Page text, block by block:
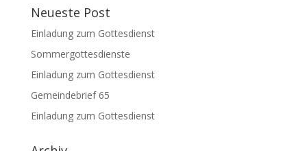
Neueste Post
Einladung zum Gottesdienst
Sommergottesdienste
Einladung zum Gottesdienst
Gemeindebrief 65
Einladung zum Gottesdienst